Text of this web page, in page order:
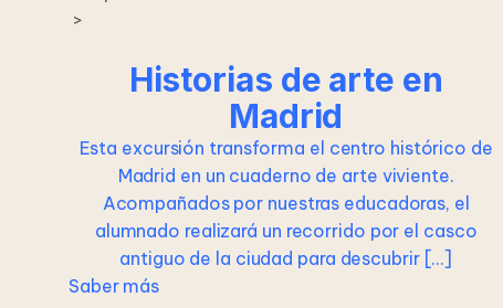
>
Historias de arte en
Madrid
Esta excursión transforma el centro histórico de
Madrid en un cuaderno de arte viviente.
Acompañados por nuestras educadoras, el
alumnado realizará un recorrido por el casco
antiguo de la ciudad para descubrir […]
Saber más